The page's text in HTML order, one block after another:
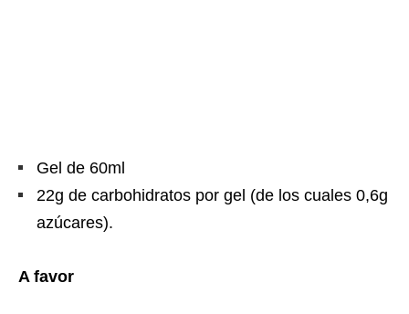
Gel de 60ml
22g de carbohidratos por gel (de los cuales 0,6g
azúcares).
A favor